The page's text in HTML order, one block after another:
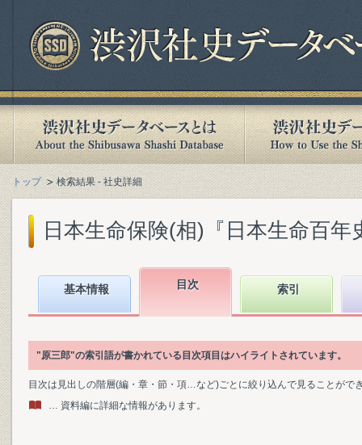
トップ 検索結果 - 社史詳細
日本生命保険(相)『日本生命百年
基本情報 目次 索引
"原三郎"の索引語が書かれている目次項目はハイライトされています。
目次は見出しの階層(編・章・節・項…など)ごとに絞り込んで見ることがで
… 資料編に詳細な情報があります。